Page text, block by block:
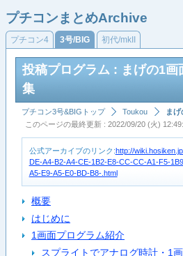
プチコンまとめArchive
プチコン4 3号/BIG 初代/mkII
投稿プログラム : まげの1画
集
プチコン3号&BIGトップ Toukou
ま
このページの最終更新 : 2022/09/20 (火)
公式アーカイブのリンク:http://
DE-A4-B2-A4-CE-1B2-E8-CC-CC-A1-F5-
A5-E9-A5-E0-BD-B8-.html
概要
はじめに
1画面プログラム紹介
スプライトでアナログ時計・1